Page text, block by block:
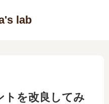
lab
トを改良してみ